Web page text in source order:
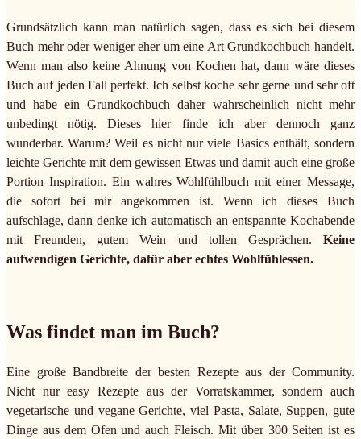
Grundsätzlich kann man natürlich sagen, dass es sich bei diesem
Buch mehr oder weniger eher um eine Art Grundkochbuch handelt.
Wenn man also keine Ahnung von Kochen hat, dann wäre dieses
Buch auf jeden Fall perfekt. Ich selbst koche sehr gerne und sehr oft
und habe ein Grundkochbuch daher wahrscheinlich nicht mehr
unbedingt nötig. Dieses hier finde ich aber dennoch ganz
wunderbar. Warum? Weil es nicht nur viele Basics enthält, sondern
leichte Gerichte mit dem gewissen Etwas und damit auch eine große
Portion Inspiration. Ein wahres Wohlfühlbuch mit einer Message,
die sofort bei mir angekommen ist. Wenn ich dieses Buch
aufschlage, dann denke ich automatisch an entspannte Kochabende
mit Freunden, gutem Wein und tollen Gesprächen. Keine
aufwendigen Gerichte, dafür aber echtes Wohlfühlessen.
Was findet man im Buch?
Eine große Bandbreite der besten Rezepte aus der Community.
Nicht nur easy Rezepte aus der Vorratskammer, sondern auch
vegetarische und vegane Gerichte, viel Pasta, Salate, Suppen, gute
Dinge aus dem Ofen und auch Fleisch. Mit über 300 Seiten ist es